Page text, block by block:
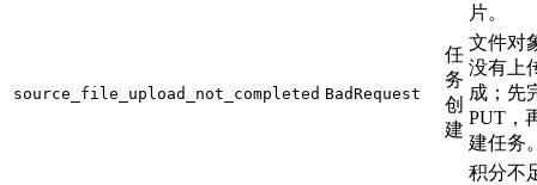
片。
source_file_upload_not_completed BadRequest
任
务
创
建
文件对
没有上
成；先
PUT，
建任务
积分不